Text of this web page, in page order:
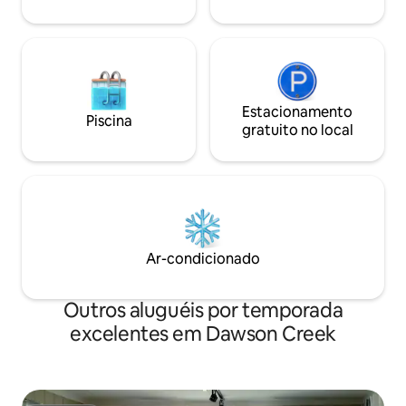
H616282827
Piscina
Estacionamento
gratuito no local
Ar-condicionado
Outros aluguéis por temporada
excelentes em Dawson Creek